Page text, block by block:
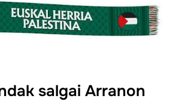
salgai Arranon